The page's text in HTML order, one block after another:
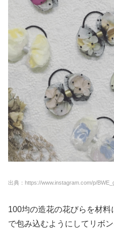
出典：https://www.instagram.com/p/
100均の造花の花びらを材
で包み込むようにしてリボン